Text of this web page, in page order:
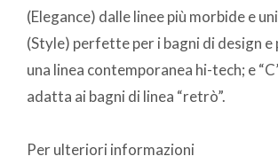
(Elegance) dalle linee più morbide e
(Style) perfette per i bagni di design e
una linea contemporanea hi-tech; e
adatta ai bagni di linea “retrò”.
Per ulteriori informazioni